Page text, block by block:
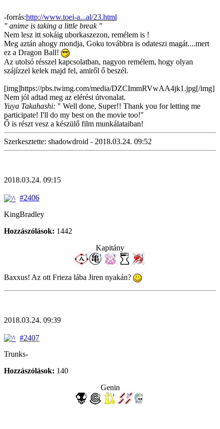
-forrás:http://www.toei-a...al/23.html
" anime is taking a little break "
Nem lesz itt sokáig uborkaszezon, remélem is !
Meg aztán ahogy mondja, Goku továbbra is odateszi magát....mert
ez a Dragon Ball!
Az utolsó résszel kapcsolatban, nagyon remélem, hogy olyan
szájízzel kelek majd fel, amiről ő beszél.
[img]https://pbs.twimg.com/media/DZCImmRVwAA4jk1.jpg[/img]
Nem jól adtad meg az elérési útvonalat.
Yuya Takahashi: " Well done, Super!! Thank you for letting me
participate! I'll do my best on the movie too!"
Ő is részt vesz a készülő film munkálataiban!
Szerkesztette: shadowdroid - 2018.03.24. 09:52
2018.03.24. 09:15
#2406
KingBradley
Hozzászólások: 1442
Kapitány
Baxxus! Az ott Frieza lába Jiren nyakán?
2018.03.24. 09:39
#2407
Trunks-
Hozzászólások: 140
Genin